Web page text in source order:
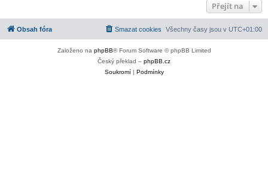
Přejít na
Obsah fóra Všechny časy jsou v UTC+01:00
Smazat cookies
Založeno na phpBB® Forum Software © phpBB Limited
Český překlad – phpBB.cz
Soukromí| Podmínky